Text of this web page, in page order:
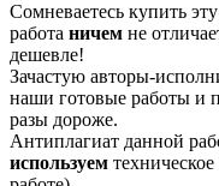
Сомневаетесь купить
работа ничем не
дешевле!
Зачастую авторы-
наши готовые работы и
разы дороже.
Антиплагиат данной
используем